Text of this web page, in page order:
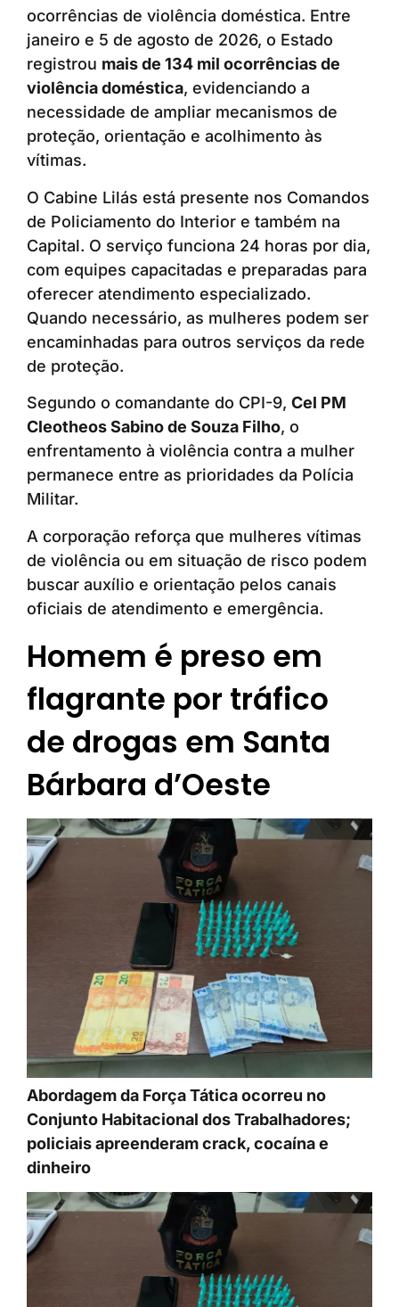
ocorrências de violência doméstica. Entre
janeiro e 5 de agosto de 2026, o Estado
registrou mais de 134 mil ocorrências de
violência doméstica, evidenciando a
necessidade de ampliar mecanismos de
proteção, orientação e acolhimento às
vítimas.
O Cabine Lilás está presente nos Comandos
de Policiamento do Interior e também na
Capital. O serviço funciona 24 horas por dia,
com equipes capacitadas e preparadas para
oferecer atendimento especializado.
Quando necessário, as mulheres podem ser
encaminhadas para outros serviços da rede
de proteção.
Segundo o comandante do CPI-9, Cel PM
Cleotheos Sabino de Souza Filho, o
enfrentamento à violência contra a mulher
permanece entre as prioridades da Polícia
Militar.
A corporação reforça que mulheres vítimas
de violência ou em situação de risco podem
buscar auxílio e orientação pelos canais
oficiais de atendimento e emergência.
Homem é preso em
flagrante por tráfico
de drogas em Santa
Bárbara d’Oeste
Abordagem da Força Tática ocorreu no
Conjunto Habitacional dos Trabalhadores;
policiais apreenderam crack, cocaína e
dinheiro